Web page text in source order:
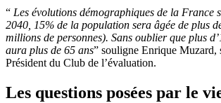
“ Les évolutions démographiques de la France
2040, 15% de la population sera âgée de plus
millions de personnes). Sans oublier que plus
aura plus de 65 ans” souligne Enrique Muzard,
Président du Club de l’évaluation.
Les questions posées par le